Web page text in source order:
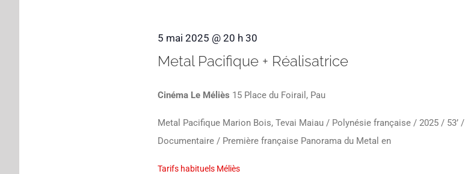
5 mai 2025 @ 20 h 30
Metal Pacifique + Réalisatrice
Cinéma Le Méliès 15 Place du Foirail, Pau
Metal Pacifique Marion Bois, Tevai Maiau / Polynésie française / 2025 / 53’ /
Documentaire / Première française Panorama du Metal en
Tarifs habituels Méliès